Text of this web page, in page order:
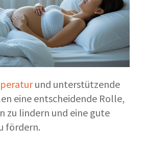
und unterstützende
eine entscheidende Rolle,
zu lindern und eine gute
fördern.